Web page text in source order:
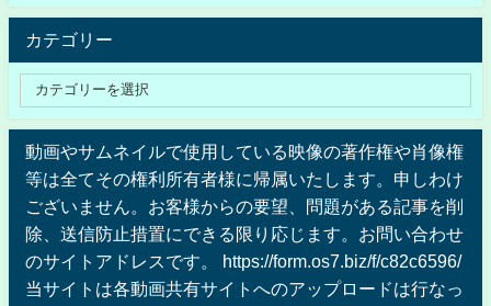
カテゴリー
動画やサムネイルで使用している映像の著作権や肖像権
等は全てその権利所有者様に帰属いたします。申しわけ
ございません。お客様からの要望、問題がある記事を削
除、送信防止措置にできる限り応じます。お問い合わせ
のサイトアドレスです。 https://form.os7.biz/f/c82c6596/
当サイトは各動画共有サイトへのアップロードは行なっ